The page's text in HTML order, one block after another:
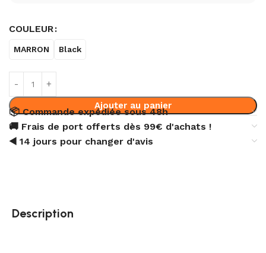
COULEUR
MARRON Black
Ajouter au panier
📦 Commande expédiée sous 48h
🚚 Frais de port offerts dès 99€ d'achats !
◀️ 14 jours pour changer d'avis
Description